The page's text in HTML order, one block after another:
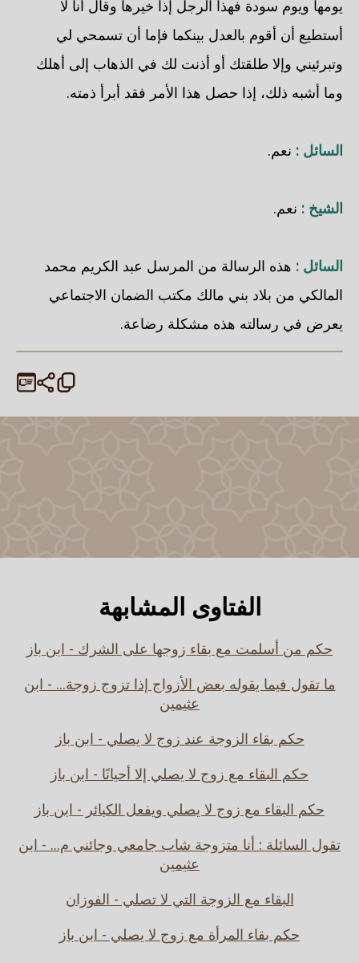
يومها ويوم سودة فهذا الرجل إذا خيرها وقال أنا لا
أستطيع أن أقوم بالعدل بينكما فإما أن تسمحي لي
وتبرئيني وإلا طلقتك أو أذنت لك في الذهاب إلى أهلك
وما أشبه ذلك، إذا حصل هذا الأمر فقد أبرأ ذمته.
السائل : نعم.
الشيخ : نعم.
السائل : هذه الرسالة من المرسل عبد الكريم محمد
المالكي من بلاد بني مالك مكتب الضمان الاجتماعي
يعرض في رسالته هذه مشكلة رضاعة.
الفتاوى المشابهة
حكم من أسلمت مع بقاء زوجها على الشرك - ابن باز
ما تقول فيما يقوله بعض الأزواج إذا تزوج زوجة... - ابن
عثيمين
حكم بقاء الزوجة عند زوج لا يصلي - ابن باز
حكم البقاء مع زوج لا يصلي إلا أحيانًا - ابن باز
حكم البقاء مع زوج لا يصلي ويفعل الكبائر - ابن باز
تقول السائلة : أنا متزوجة شاب جامعي وجائني م... - ابن
عثيمين
البقاء مع الزوجة التي لا تصلي - الفوزان
حكم بقاء المرأة مع زوج لا يصلي - ابن باز